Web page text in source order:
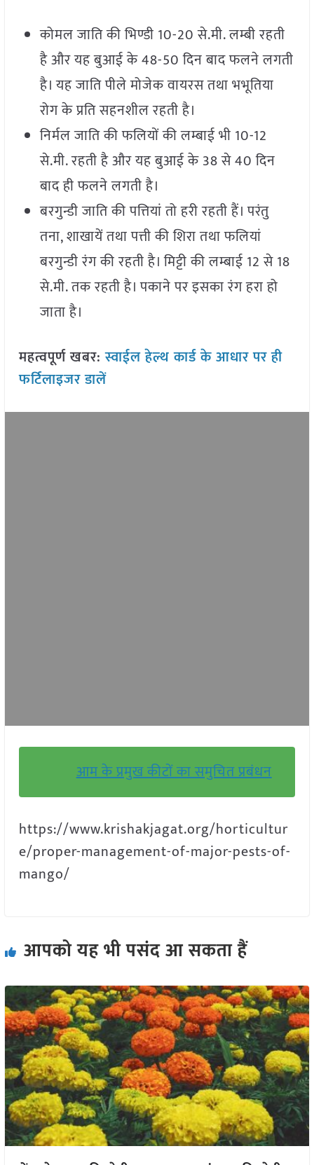
कोमल जाति की भिण्डी 10-20 से.मी. लम्बी रहती
है और यह बुआई के 48-50 दिन बाद फलने लगती
है। यह जाति पीले मोजेक वायरस तथा भभूतिया
रोग के प्रति सहनशील रहती है।
निर्मल जाति की फलियों की लम्बाई भी 10-12
से.मी. रहती है और यह बुआई के 38 से 40 दिन
बाद ही फलने लगती है।
बरगुन्डी जाति की पत्तियां तो हरी रहती हैं। परंतु
तना, शाखायें तथा पत्ती की शिरा तथा फलियां
बरगुन्डी रंग की रहती है। मिट्टी की लम्बाई 12 से 18
से.मी. तक रहती है। पकाने पर इसका रंग हरा हो
जाता है।
महत्वपूर्ण खबर:स्वाईल हेल्थ कार्ड के आधार पर ही
फर्टिलाइजर डालें
आम के प्रमुख कीटों का समुचित प्रबंधन
https://www.krishakjagat.org/horticultur
e/proper-management-of-major-pests-of-
mango/
आपको यह भी पसंद आ सकता हैं